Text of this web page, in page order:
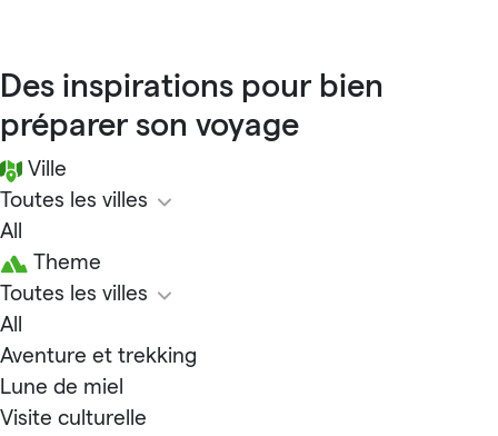
Des inspirations pour bien
préparer son voyage
Ville
Toutes les villes
All
Theme
Toutes les villes
All
Aventure et trekking
Lune de miel
Visite culturelle